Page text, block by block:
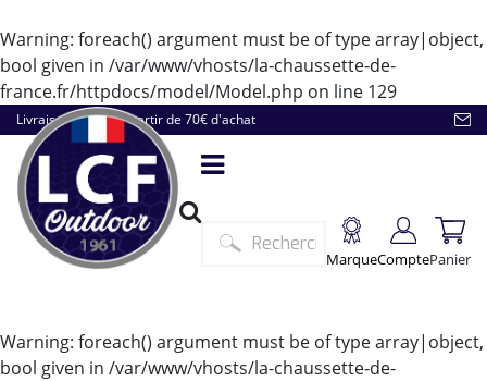
Warning: foreach() argument must be of type array|object,
bool given in /var/www/vhosts/la-chaussette-de-
france.fr/httpdocs/model/Model.php on line 129
Livraison offerte à partir de 70€ d'achat
MarqueComptePanier
Warning: foreach() argument must be of type array|object,
bool given in /var/www/vhosts/la-chaussette-de-